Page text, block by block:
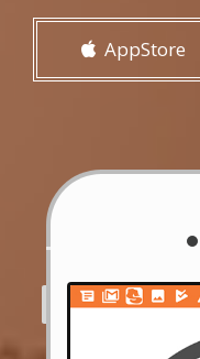
AppStore